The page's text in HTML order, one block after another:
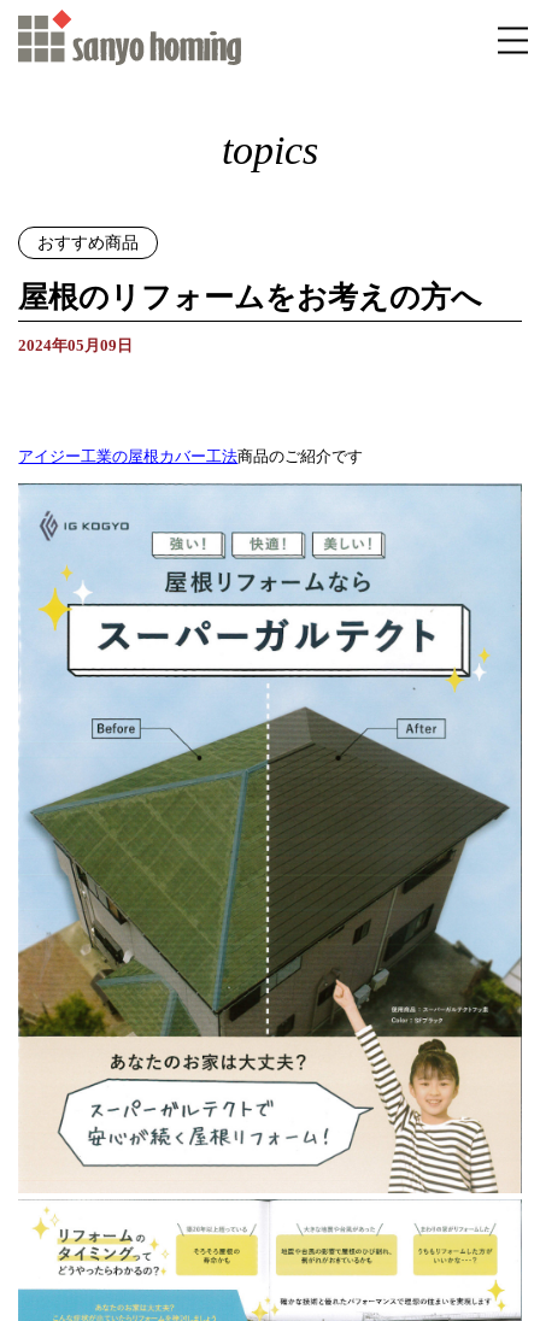
topics
おすすめ商品
屋根のリフォームをお考えの方へ
2024年05月09日
アイジー工業の屋根カバー工法商品のご紹介です